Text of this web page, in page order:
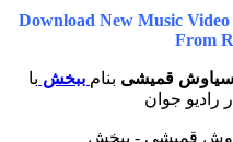
Download New Music Video
From
سیاوش قمیشی بنام ببخش با
رادیو جوان